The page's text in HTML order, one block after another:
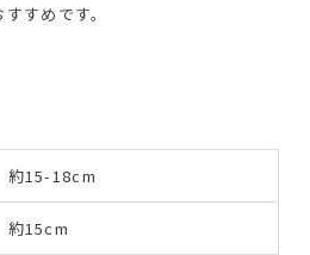
すめです。
約15-18cm
約15cm